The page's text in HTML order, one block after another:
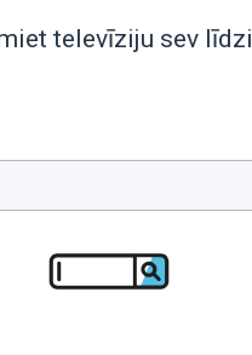
televīziju sev līdzi